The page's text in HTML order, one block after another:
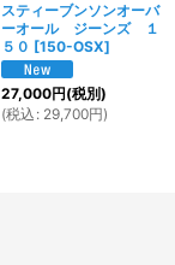
スティーブンソンオーバ
ーオール ジーンズ １
５０ [150-OSX]
27,000円(税別)
(税込 : 29,700円)